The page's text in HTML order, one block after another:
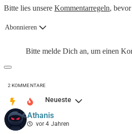
Bitte lies unsere Kommentarregeln,
Abonnieren
Bitte melde Dich an, um einen
2 KOMMENTARE
Neueste
Athanis
vor 4 Jahren